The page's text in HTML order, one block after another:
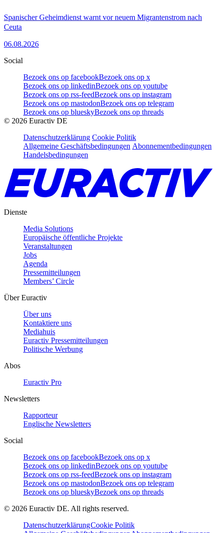
Spanischer Geheimdienst warnt vor neuem Migrantenstrom nach
Ceuta
06.08.2026
Social
Bezoek ons op facebookBezoek ons op x
Bezoek ons op linkedinBezoek ons op youtube
Bezoek ons op rss-feedBezoek ons op instagram
Bezoek ons op mastodonBezoek ons op telegram
Bezoek ons op blueskyBezoek ons op threads
© 2026 Euractiv DE
Datenschutzerklärung Cookie Politik
Allgemeine Geschäftsbedingungen Abonnementbedingungen
Handelsbedingungen
Dienste
Media Solutions
Europäische öffentliche Projekte
Veranstaltungen
Jobs
Agenda
Pressemitteilungen
Members’ Circle
Über Euractiv
Über uns
Kontaktiere uns
Mediahuis
Euractiv Pressemitteilungen
Politische Werbung
Abos
Euractiv Pro
Newsletters
Rapporteur
Englische Newsletters
Social
Bezoek ons op facebookBezoek ons op x
Bezoek ons op linkedinBezoek ons op youtube
Bezoek ons op rss-feedBezoek ons op instagram
Bezoek ons op mastodonBezoek ons op telegram
Bezoek ons op blueskyBezoek ons op threads
© 2026 Euractiv DE. All rights reserved.
DatenschutzerklärungCookie Politik